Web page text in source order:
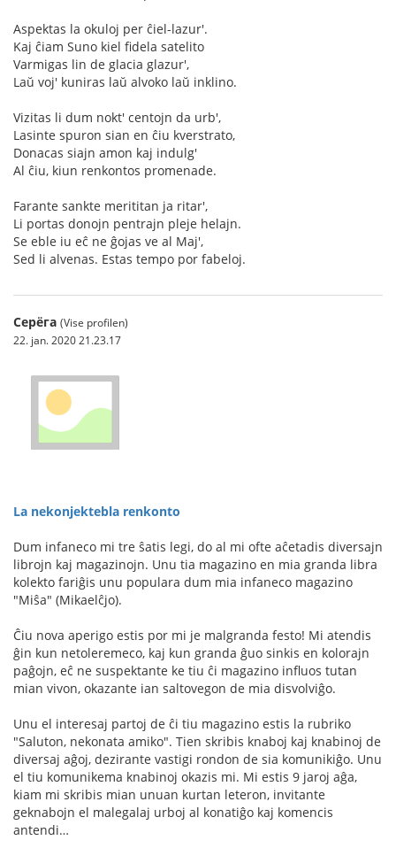
Aspektas la okuloj per ĉiel-lazur'.
Kaj ĉiam Suno kiel fidela satelito
Varmigas lin de glacia glazur',
Laŭ voj' kuniras laŭ alvoko laŭ inklino.
Vizitas li dum nokt' centojn da urb',
Lasinte spuron sian en ĉiu kverstrato,
Donacas siajn amon kaj indulg'
Al ĉiu, kiun renkontos promenade.
Farante sankte merititan ja ritar',
Li portas donojn pentrajn pleje helajn.
Se eble iu eĉ ne ĝojas ve al Maj',
Sed li alvenas. Estas tempo por fabeloj.
Серёга (Vise profilen)
22. jan. 2020 21.23.17
La nekonjektebla renkonto
Dum infaneco mi tre ŝatis legi, do al mi ofte aĉetadis diversajn
librojn kaj magazinojn. Unu tia magazino en mia granda libra
kolekto fariĝis unu populara dum mia infaneco magazino
"Miŝa" (Mikaelĉjo).
Ĉiu nova aperigo estis por mi je malgranda festo! Mi atendis
ĝin kun netoleremeco, kaj kun granda ĝuo sinkis en kolorajn
paĝojn, eĉ ne suspektante ke tiu ĉi magazino influos tutan
mian vivon, okazante ian saltovegon de mia disvolviĝo.
Unu el interesaj partoj de ĉi tiu magazino estis la rubriko
"Saluton, nekonata amiko". Tien skribis knaboj kaj knabinoj de
diversaj aĝoj, dezirante vastigi rondon de sia komunikiĝo. Unu
el tiu komunikema knabinoj okazis mi. Mi estis 9 jaroj aĝa,
kiam mi skribis mian unuan kurtan leteron, invitante
geknabojn el malegalaj urboj al konatiĝo kaj komencis
antendi…